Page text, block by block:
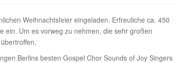
Weihnachtsfeier eingeladen. Erfreuliche ca. 450
ein. Um es vorweg zu nehmen, die sehr großen
Berlins besten Gospel Chor Sounds of Joy Singers